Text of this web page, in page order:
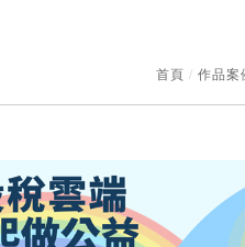
首頁 / 作品案